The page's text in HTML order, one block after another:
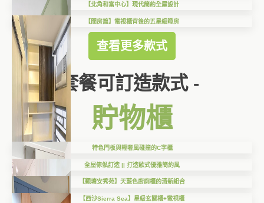
【北角和富中心】現代簡約全屋設計
【間房篇】電視櫃背後的五星級睡房
查看更多款式
套餐可訂造款式 -
貯物櫃
特色門板與輕奢風碰撞的C字櫃
全屋傢俬訂造 || 打造歐式優雅簡約風
【觀塘安秀苑】天藍色廚廁櫃的清新組合
【西沙Sierra Sea】星級玄關櫃+電視櫃